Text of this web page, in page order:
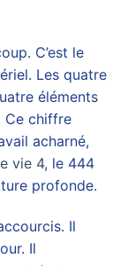
C’est le
Les quatre
éléments
Ce chiffre
acharné,
vie 4, le 444
profonde.
Il
Il